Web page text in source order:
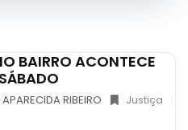
BAIRRO ACONTECE
RIBEIRO Justiça